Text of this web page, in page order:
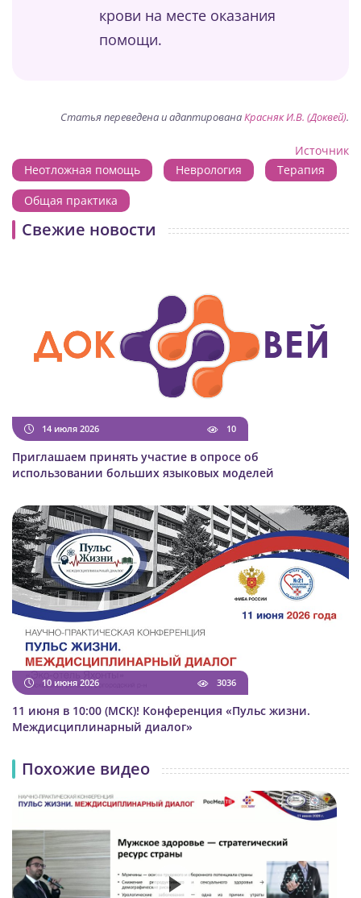
крови на месте оказания
помощи.
Статья переведена и адаптированаКрасняк И.В. (Доквей).
Источник
Неотложная помощь
Неврология
Терапия
Общая практика
Свежие новости
14 июля 2026 10
Приглашаем принять участие в опросе об
использовании больших языковых моделей
10 июня 2026 3036
11 июня в 10:00 (МСК)! Конференция «Пульс жизни.
Междисциплинарный диалог»
Похожие видео